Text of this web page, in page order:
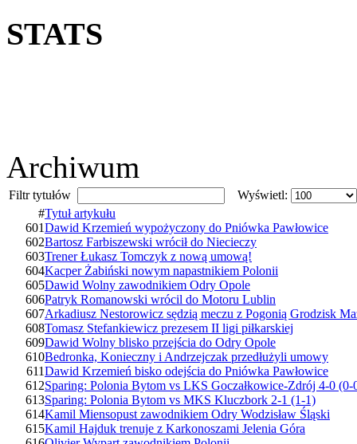
STATS
Archiwum
Filtr tytułów
Wyświetl:
#Tytuł artykułu
601Dawid Krzemień wypożyczony do Pniówka Pawłowice
602Bartosz Farbiszewski wrócił do Niecieczy
603Trener Łukasz Tomczyk z nową umową!
604Kacper Żabiński nowym napastnikiem Polonii
605Dawid Wolny zawodnikiem Odry Opole
606Patryk Romanowski wrócil do Motoru Lublin
607Arkadiusz Nestorowicz sędzią meczu z Pogonią Grodzisk
608Tomasz Stefankiewicz prezesem II ligi piłkarskiej
609Dawid Wolny blisko przejścia do Odry Opole
610Bedronka, Konieczny i Andrzejczak przedłużyli umowy
611Dawid Krzemień bisko odejścia do Pniówka Pawłowice
612Sparing: Polonia Bytom vs LKS Goczałkowice-Zdrój 4-0 (0-
613Sparing: Polonia Bytom vs MKS Kluczbork 2-1 (1-1)
614Kamil Miensopust zawodnikiem Odry Wodzisław Śląski
615Kamil Hajduk trenuje z Karkonoszami Jelenia Góra